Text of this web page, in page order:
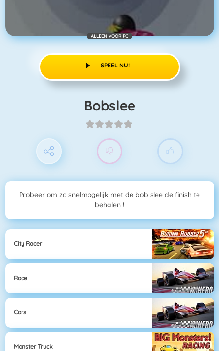
ALLEEN VOOR PC
SPEEL NU!
Bobslee
Probeer om zo snelmogelijk met de bob slee de finish te
behalen !
City Racer
Race
Cars
Monster Truck